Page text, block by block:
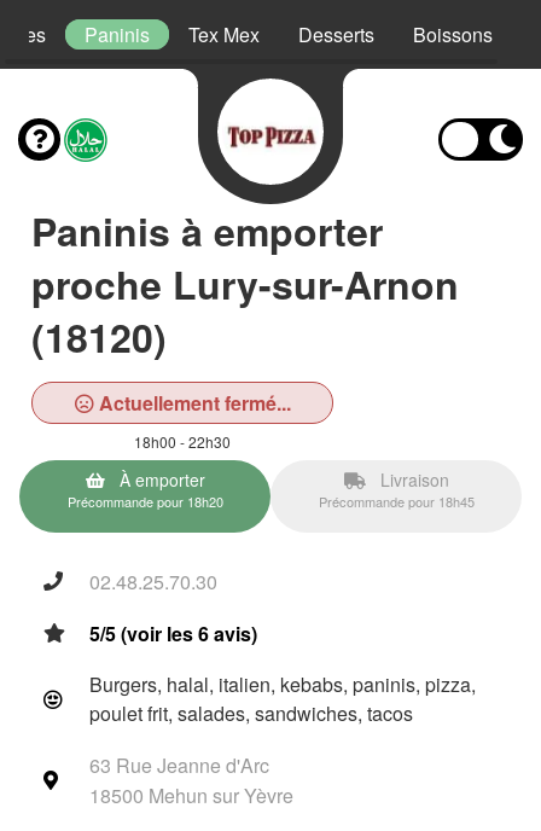
Paninis Tex Mex Desserts Boissons
Paninis à emporter
proche Lury-sur-Arnon
(18120)
Actuellement fermé...
18h00 - 22h30
À emporter
Précommande pour 18h20
Livraison
Précommande pour 18h45
02.48.25.70.30
5/5 (voir les 6 avis)
Burgers, halal, italien, kebabs, paninis, pizza,
poulet frit, salades, sandwiches, tacos
63 Rue Jeanne d'Arc
18500 Mehun sur Yèvre